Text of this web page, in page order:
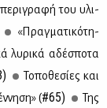
του υλι­
«Πραγ­μα­τι­κό­τη­
λυ­ρι­κά αδέ­σπο­τα
Το­πο­θε­σί­ες και
(#65)
Της